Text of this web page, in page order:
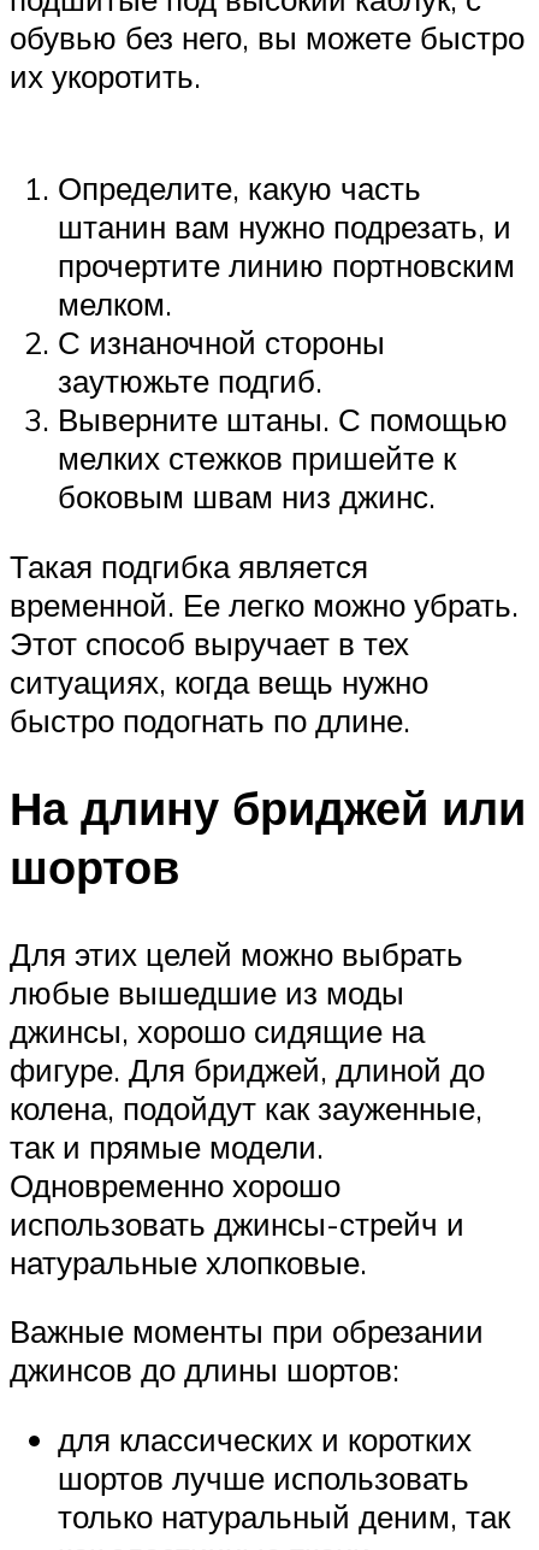
обувью без него, вы можете быстро
их укоротить.
Определите, какую часть
штанин вам нужно подрезать, и
прочертите линию портновским
мелком.
С изнаночной стороны
заутюжьте подгиб.
Выверните штаны. С помощью
мелких стежков пришейте к
боковым швам низ джинс.
Такая подгибка является
временной. Ее легко можно убрать.
Этот способ выручает в тех
ситуациях, когда вещь нужно
быстро подогнать по длине.
На длину бриджей или
шортов
Для этих целей можно выбрать
любые вышедшие из моды
джинсы, хорошо сидящие на
фигуре. Для бриджей, длиной до
колена, подойдут как зауженные,
так и прямые модели.
Одновременно хорошо
использовать джинсы-стрейч и
натуральные хлопковые.
Важные моменты при обрезании
джинсов до длины шортов:
для классических и коротких
шортов лучше использовать
только натуральный деним, так